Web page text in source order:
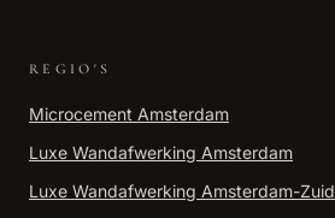
REGIO'S
Microcement Amsterdam
Luxe Wandafwerking Amsterdam
Luxe Wandafwerking Amsterdam-Zuid